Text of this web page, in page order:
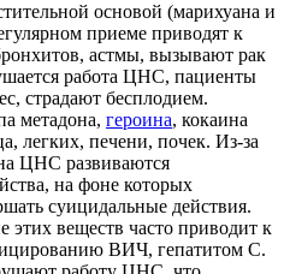
основой (марихуана и
приеме приводят к
астмы, вызывают рак
работа ЦНС, пациенты
страдают бесплодием.
метадона, героина, кокаина
легких, печени, почек. Из-за
ЦНС развиваются
на фоне которых
суицидальные действия.
этих веществ часто приводит к
ВИЧ, гепатитом C.